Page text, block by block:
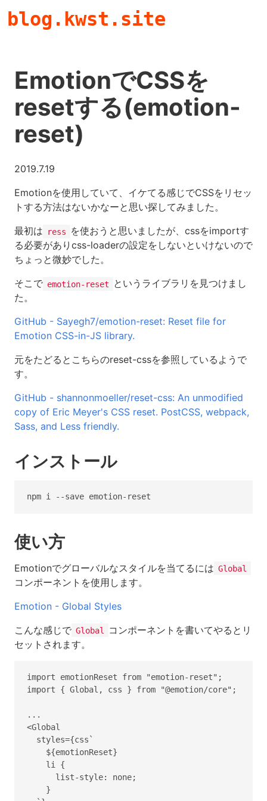
blog.kwst.site
EmotionでCSSを
resetする(emotion-
reset)
2019.7.19
Emotionを使用していて、イケてる感じでCSSをリセッ
トする方法はないかなーと思い探してみました。
最初は
ress
を使おうと思いましたが、cssをimportす
る必要がありcss-loaderの設定をしないといけないので
ちょっと微妙でした。
そこで emotion-reset
というライブラリを見つけまし
た。
GitHub - Sayegh7/emotion-reset: Reset file for
Emotion CSS-in-JS library.
元をたどるとこちらのreset-cssを参照しているようで
す。
GitHub - shannonmoeller/reset-css: An unmodified
copy of Eric Meyer's CSS reset. PostCSS, webpack,
Sass, and Less friendly.
インストール
使い方
Emotionでグローバルなスタイルを当てるには Global
コンポーネントを使用します。
Emotion - Global Styles
こんな感じで Global
コンポーネントを書いてやるとリ
セットされます。
import emotionReset from "emotion-reset";
import { Global, css } from "@emotion/core";
...
<Global
  styles={css`
    ${emotionReset}
    li {
      list-style: none;
    }